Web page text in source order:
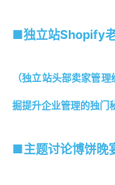
■独立站Shopify
（独立站头部卖家管理
掘提升企业管理的独门
■主题讨论博饼晚